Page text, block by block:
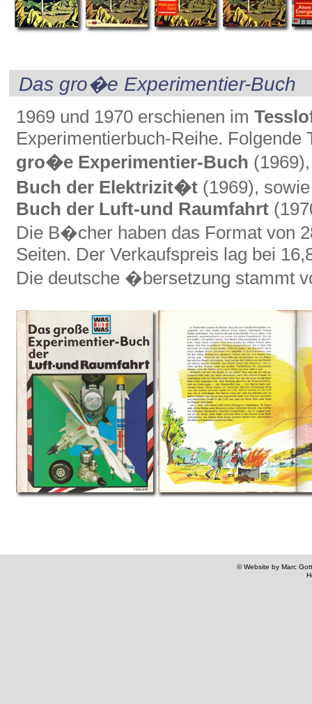
Das gro�e Experimentier-Buch
1969 und 1970 erschienen im
Experimentierbuch-Reihe.
gro�e Experimentier-Buch
Buch der Elektrizit�t (1969),
Buch der Luft-und Raumfahrt
Die B�cher haben das Format von
Seiten. Der Verkaufspreis lag bei
Die deutsche �bersetzung stammt
© Website by Marc